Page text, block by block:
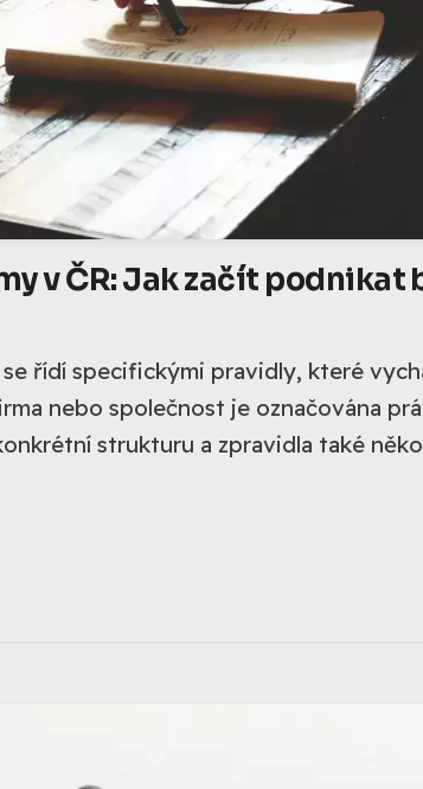
v ČR: Jak začít podnikat
řídí specifickými pravidly, které
nebo společnost je označována
strukturu a zpravidla také